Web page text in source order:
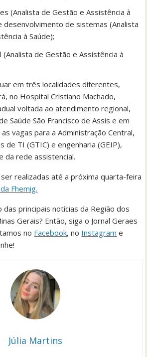
(Analista de Gestão e Assistência à
desenvolvimento de sistemas (Analista
à Saúde);
(Analista de Gestão e Assistência à
em três localidades diferentes,
no Hospital Cristiano Machado,
voltada ao atendimento regional,
Saúde São Francisco de Assis e em
vagas para a Administração Central,
de TI (GTIC) e engenharia (GEIP),
da rede assistencial.
realizadas até a próxima quarta-feira
Fhemig.
principais notícias da Região dos
Gerais? Então, siga o Jornal Geraes
no Facebook, no Instagram e
Júlia Martins